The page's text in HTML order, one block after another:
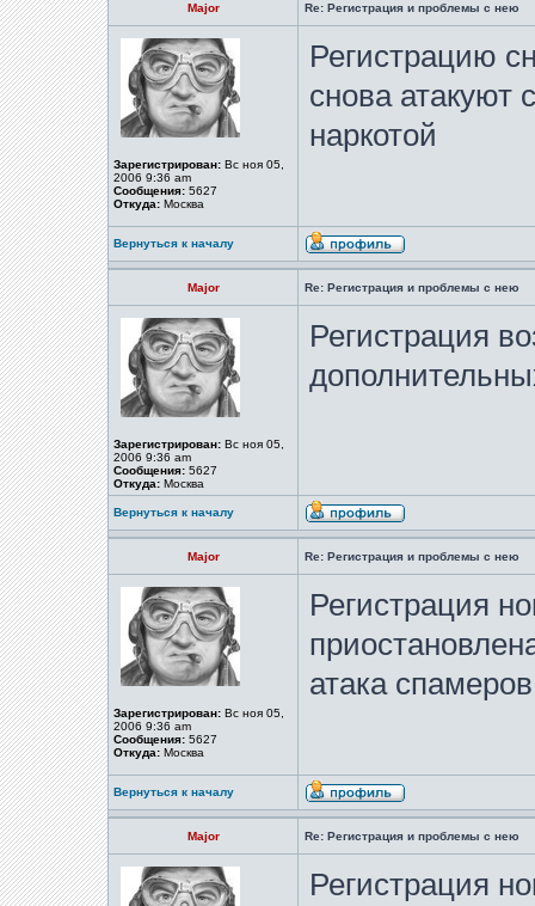
Major Re: Регистрация и проблемы с нею
Зарегистрирован: Вс ноя 05,
2006 9:36 am
Сообщения: 5627
Откуда: Москва
Регистрацию
снова атакуют
наркотой
Вернуться к началу
Major Re: Регистрация и проблемы с нею
Зарегистрирован: Вс ноя 05,
2006 9:36 am
Сообщения: 5627
Откуда: Москва
Регистрация
Вернуться к началу
Major Re: Регистрация и проблемы с нею
Зарегистрирован: Вс ноя 05,
2006 9:36 am
Сообщения: 5627
Откуда: Москва
Регистрация
атака спамеров
Вернуться к началу
Major Re: Регистрация и проблемы с нею
Регистрация